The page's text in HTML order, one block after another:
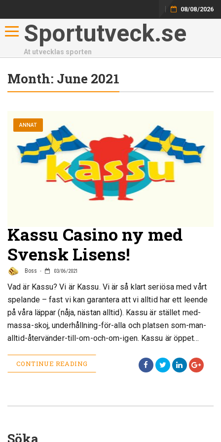
08/08/2026
Toggle navigation
Sportutveck.se
At utvecklas sporten
Month: June 2021
ANNAT
Kassu Casino ny med
Svensk Lisens!
Boss 03/06/2021
Vad är Kassu? Vi är Kassu. Vi är så klart seriösa med vårt
spelande – fast vi kan garantera att vi alltid har ett leende
på våra läppar (nåja, nästan alltid). Kassu är stället med-
massa-skoj, underhållning-för-alla och platsen som-man-
alltid-återvänder-till-om-och-om-igen. Kassu är öppet…
CONTINUE READING
Söka